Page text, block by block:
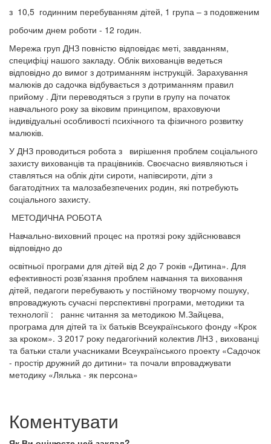
з 10,5 годинним перебуванням дітей, 1 група – з подовженим
робочим днем роботи - 12 годин.
Мережа груп ДНЗ повністю відповідає меті, завданням,
специфіці нашого закладу. Облік вихованців ведеться
відповідно до вимог з дотриманням інструкцій. Зарахування
малюків до садочка відбувається з дотриманням правил
прийому . Діти переводяться з групи в групу на початок
навчального року за віковим принципом, враховуючи
індивідуальні особливості психічного та фізичного розвитку
малюків.
У ДНЗ проводиться робота з вирішення проблем соціального
захисту вихованців та працівників. Своєчасно виявляються і
ставляться на облік діти сироти, напівсироти, діти з
багатодітних та малозабезпечених родин, які потребують
соціального захисту.
МЕТОДИЧНА РОБОТА
Навчально-виховний процес на протязі року здійснювався
відповідно до
освітньої програми для дітей від 2 до 7 років «Дитина». Для
ефективності розв’язання проблем навчання та виховання
дітей, педагоги перебувають у постійному творчому пошуку,
впроваджують сучасні перспективні програми, методики та
технології : раннє читання за методикою М.Зайцева,
програма для дітей та їх батьків Всеукраїнського фонду «Крок
за кроком». З 2017 року педагогічний колектив ЛНЗ , вихованці
та батьки стали учасниками Всеукраїнського проекту «Садочок
- простір дружний до дитини» та почали впроваджувати
методику «Лялька - як персона»
Коментувати